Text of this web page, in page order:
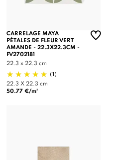
CARRELAGE MAYA
PÉTALES DE FLEUR VERT
AMANDE - 22.3X22.3CM -
FV2702181
22.3 x 22.3 cm
(1)
22.3 X 22.3 cm
50.77 €/m²